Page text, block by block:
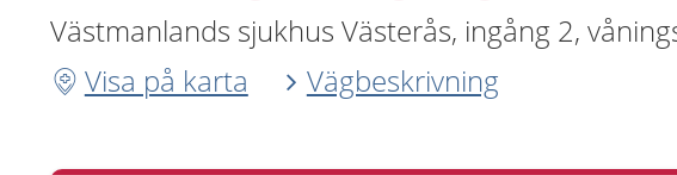
Västmanlands sjukhus Västerås, ingång 2,
Visa på karta
Vägbeskrivning